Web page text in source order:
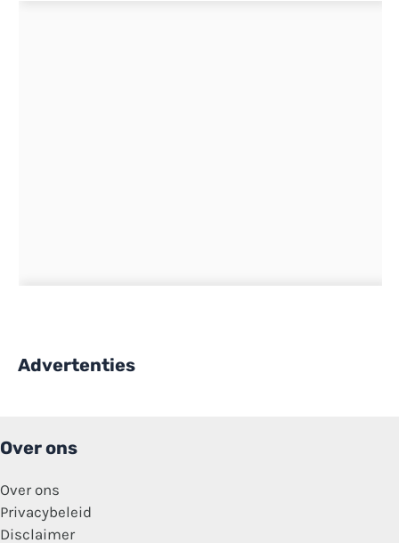
Advertenties
Over ons
Over ons
Privacybeleid
Disclaimer